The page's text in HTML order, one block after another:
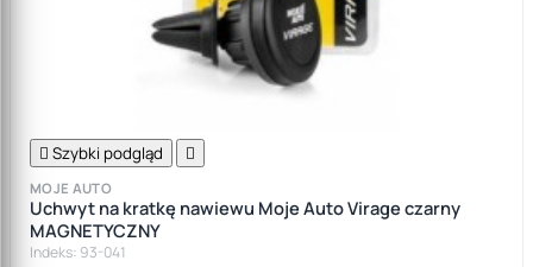
 Szybki podgląd 
MOJE AUTO
Uchwyt na kratkę nawiewu Moje Auto Virage czarny
MAGNETYCZNY
Indeks: 93-041